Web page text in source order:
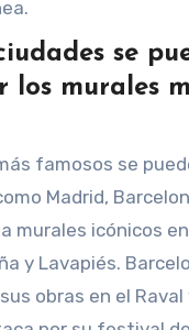
A menudo
la violencia y
mural de la Plaza de
homenaje a las
ejemplo es el mural
celebra la diversidad
buscan generar
Los murales
medio de
se extiende